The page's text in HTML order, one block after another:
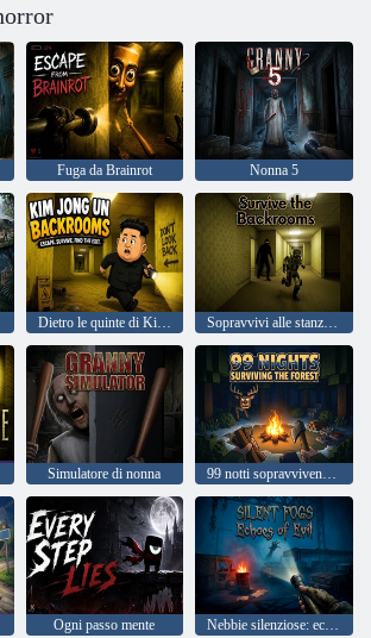
Fuga da Brainrot Nonna 5
Dietro le quinte di Kim Jong Un
Simulatore di nonna 99 notti sopravvivendo nella foresta
Ogni passo mente Nebbie silenziose: echi del male